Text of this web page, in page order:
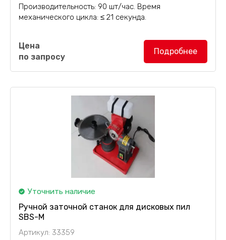
Производительность: 90 шт/час. Время
механического цикла: ≤ 21 секунда.
Автоматическая линия ламинирования плит
1250х2500 мм
Цена
по запросу
Подробнее
Уточнить наличие
Ручной заточной станок для дисковых пил
SBS-M
Артикул: 33359